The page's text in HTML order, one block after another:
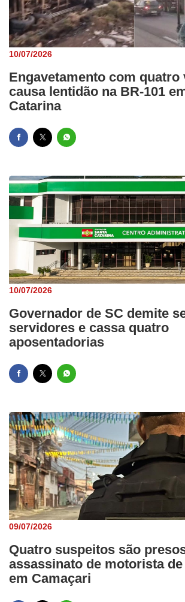
10/07/2026
Engavetamento com quatro
causa lentidão na BR-101
Catarina
10/07/2026
Governador de SC demite
servidores e cassa quatro
aposentadorias
09/07/2026
Quatro suspeitos são
assassinato de motorista
em Camaçari